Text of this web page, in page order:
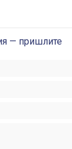
— пришлите